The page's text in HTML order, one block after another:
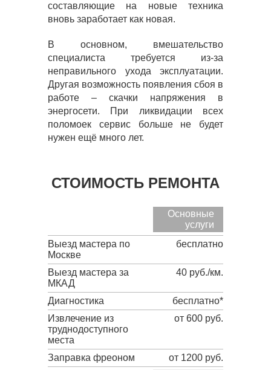
составляющие на новые техника
вновь заработает как новая.
В основном, вмешательство
специалиста требуется из-за
неправильного ухода эксплуатации.
Другая возможность появления сбоя в
работе – скачки напряжения в
энергосети. При ликвидации всех
поломоек сервис больше не будет
нужен ещё много лет.
СТОИМОСТЬ РЕМОНТА
Основные
услуги
Выезд мастера по
Москве
бесплатно
Выезд мастера за
МКАД
40 руб./км.
Диагностика
бесплатно*
Извлечение из
труднодоступного
места
от 600 руб.
Заправка фреоном
от 1200 руб.